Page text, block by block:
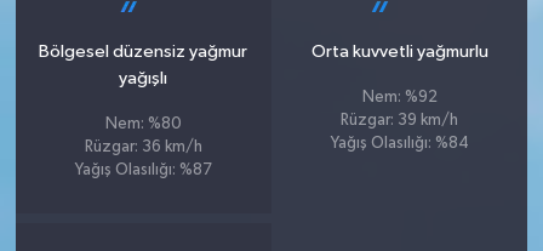
Bölgesel düzensiz yağmur
yağışlı
Nem: %80
Rüzgar: 36 km/h
Yağış Olasılığı: %87
Orta kuvvetli yağmurlu
Nem: %92
Rüzgar: 39 km/h
Yağış Olasılığı: %84